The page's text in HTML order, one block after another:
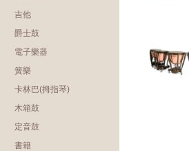
吉他
爵士鼓
電子樂器
簧樂
卡林巴(拇指琴)
木箱鼓
定音鼓
書籍